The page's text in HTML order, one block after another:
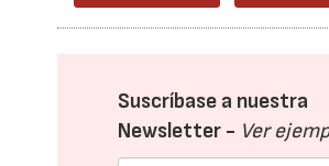
Suscríbase a nuestra
Newsletter - Ver